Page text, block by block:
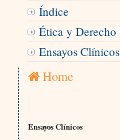
Índice
Ética y Derecho
Ensayos Clínicos
Home
Ensayos Clínicos